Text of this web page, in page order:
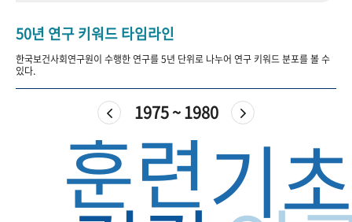
VR 역사관
50년 연구 키워드 타임라인
한국보건사회연구원이 수행한 연구를 5년 단위로 나누어 연구 키워드 분포를 볼 수
있다.
1975 ~ 1980
기초
훈련